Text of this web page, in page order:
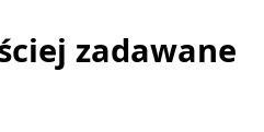
zadawane